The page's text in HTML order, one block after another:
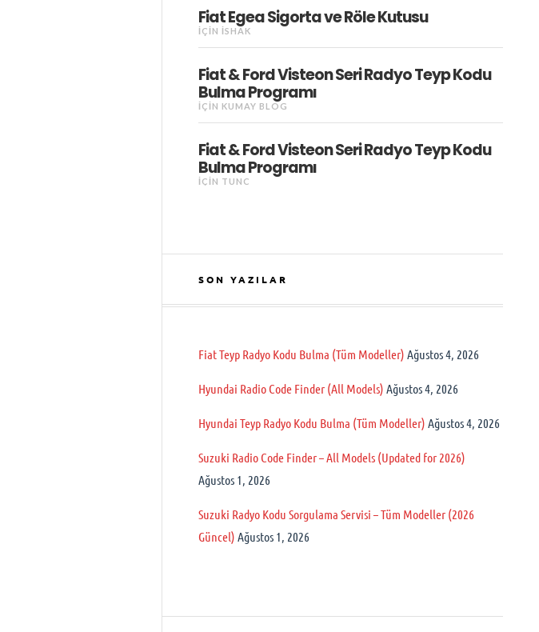
Fiat Egea Sigorta ve Röle Kutusu
IÇIN İSHAK
Fiat & Ford Visteon Seri Radyo Teyp Kodu
Bulma Programı
IÇIN KUMAY BLOG
Fiat & Ford Visteon Seri Radyo Teyp Kodu
Bulma Programı
IÇIN TUNC
SON YAZILAR
Fiat Teyp Radyo Kodu Bulma (Tüm Modeller) Ağustos 4, 2026
Hyundai Radio Code Finder (All Models) Ağustos 4, 2026
Hyundai Teyp Radyo Kodu Bulma (Tüm Modeller) Ağustos 4, 2026
Suzuki Radio Code Finder – All Models (Updated for 2026)
Ağustos 1, 2026
Suzuki Radyo Kodu Sorgulama Servisi – Tüm Modeller (2026
Güncel) Ağustos 1, 2026